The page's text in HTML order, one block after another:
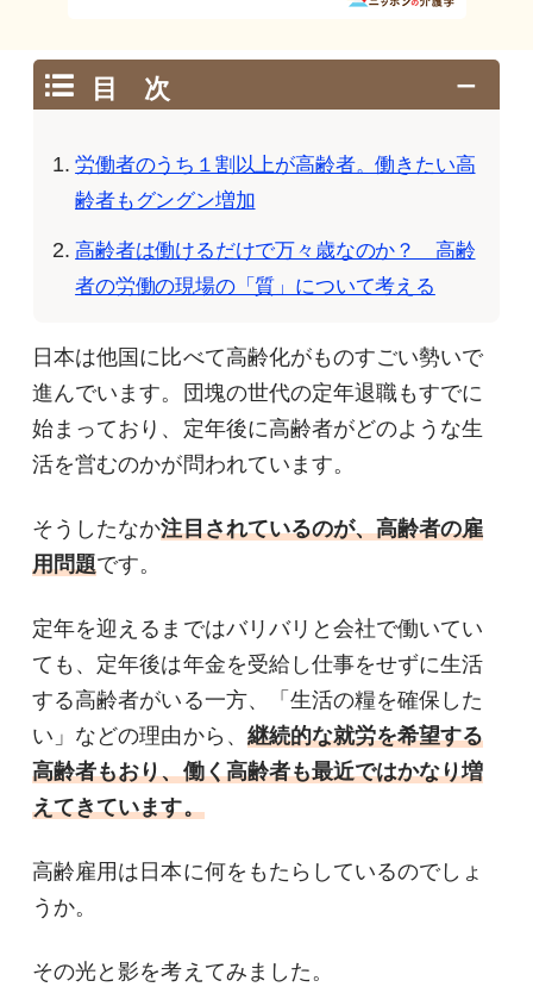
目 次
労働者のうち１割以上が高齢者。働きたい高
齢者もグングン増加
高齢者は働けるだけで万々歳なのか？ 高齢
者の労働の現場の「質」について考える
日本は他国に比べて高齢化がものすごい勢いで
進んでいます。団塊の世代の定年退職もすでに
始まっており、定年後に高齢者がどのような生
活を営むのかが問われています。
そうしたなか注目されているのが、高齢者の雇
用問題です。
定年を迎えるまではバリバリと会社で働いてい
ても、定年後は年金を受給し仕事をせずに生活
する高齢者がいる一方、「生活の糧を確保した
い」などの理由から、 継続的な就労を希望する
高齢者もおり、働く高齢者も最近ではかなり増
えてきています。
高齢雇用は日本に何をもたらしているのでしょ
うか。
その光と影を考えてみました。